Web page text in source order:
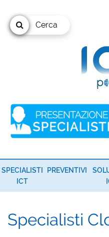
Cerca
SPECIALISTI
ICT
PREVENTIVI
Specialisti